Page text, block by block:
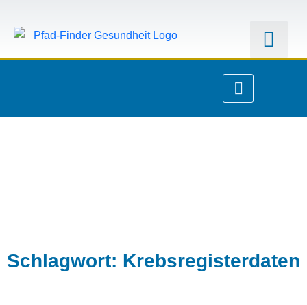
Schlagwort: Krebsregisterdaten